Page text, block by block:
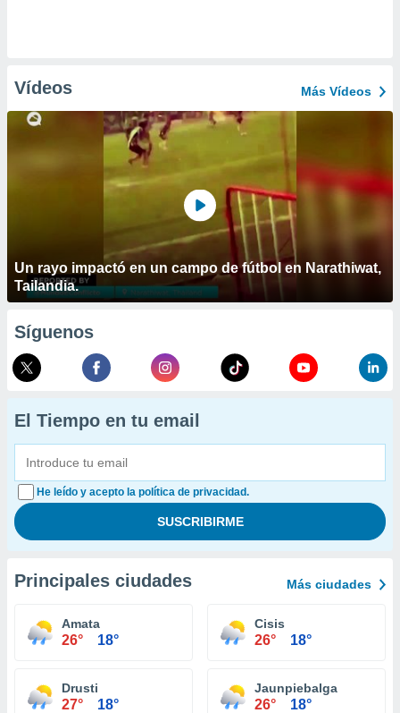
Vídeos Más Vídeos
Un rayo impactó en un campo de fútbol en Narathiwat,
Tailandia.
Síguenos
El Tiempo en tu email
He leído y acepto la política de privacidad.
Principales ciudades Más ciudades
Amata
26° 18°
Cisis
26° 18°
Drusti
27° 18°
Jaunpiebalga
26° 18°